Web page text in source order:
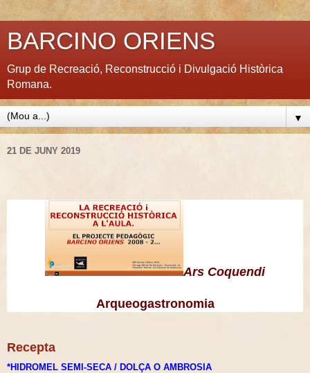
BARCINO ORIENS
Grup de Recreació, Reconstrucció i Divulgació Històrica
Romana.
▼
21 DE JUNY 2019
Ars Coquendi
Arqueogastronomia
Recepta
*HIDROMEL SEMI-SECA / DOLÇA O AMBROSIA